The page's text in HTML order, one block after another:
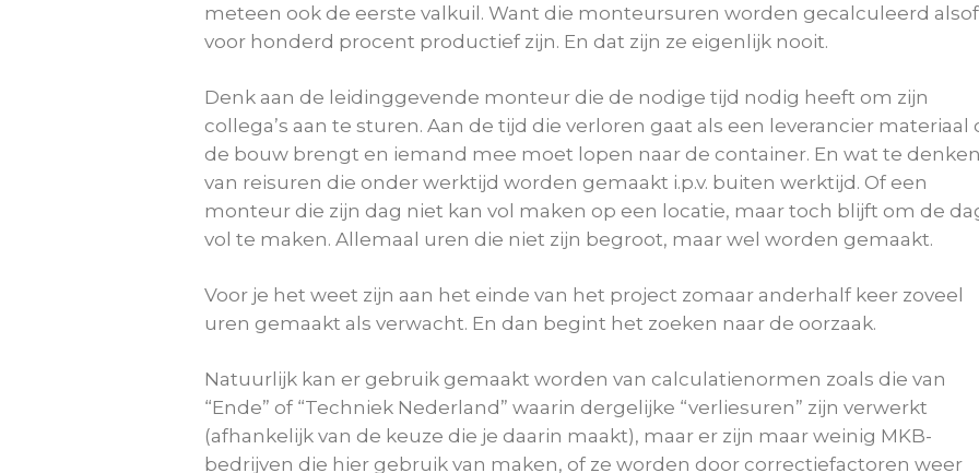
meteen ook de eerste valkuil. Want die monteursuren worden gecalculeerd
voor honderd procent productief zijn. En dat zijn ze eigenlijk nooit.
Denk aan de leidinggevende monteur die de nodige tijd nodig heeft om zijn
collega’s aan te sturen. Aan de tijd die verloren gaat als een leverancier materiaal
de bouw brengt en iemand mee moet lopen naar de container. En wat te denken
van reisuren die onder werktijd worden gemaakt i.p.v. buiten werktijd. Of een
monteur die zijn dag niet kan vol maken op een locatie, maar toch blijft om de
vol te maken. Allemaal uren die niet zijn begroot, maar wel worden gemaakt.
Voor je het weet zijn aan het einde van het project zomaar anderhalf keer zoveel
uren gemaakt als verwacht. En dan begint het zoeken naar de oorzaak.
Natuurlijk kan er gebruik gemaakt worden van calculatienormen zoals die van
“Ende” of “Techniek Nederland” waarin dergelijke “verliesuren” zijn verwerkt
(afhankelijk van de keuze die je daarin maakt), maar er zijn maar weinig MKB-
bedrijven die hier gebruik van maken, of ze worden door correctiefactoren weer